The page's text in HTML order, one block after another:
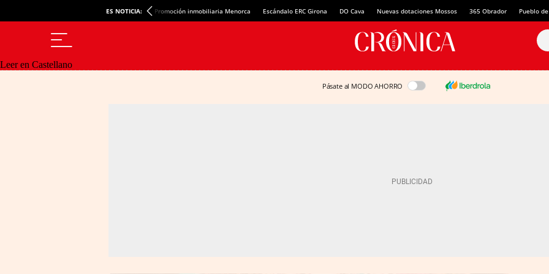
ES NOTICIA: Promoción inmobiliaria Menorca Escándalo ERC Girona DO Cava Nuevas dotaciones Mossos 365 Obrador Pueblo
Leer en Castellano
Pásate al MODO AHORRO